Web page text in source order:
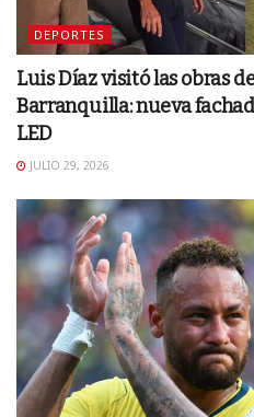
DEPORTES
Luis Díaz visitó las obras
Barranquilla: nueva
LED
JULIO 29, 2026